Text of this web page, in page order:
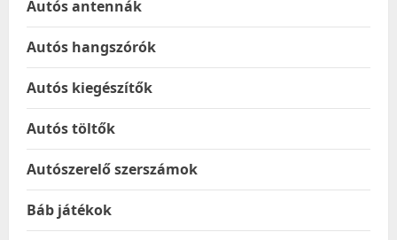
Autós antennák
Autós hangszórók
Autós kiegészítők
Autós töltők
Autószerelő szerszámok
Báb játékok